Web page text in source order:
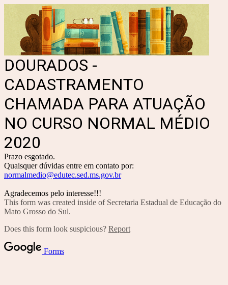
DOURADOS -
CADASTRAMENTO
CHAMADA PARA ATUAÇÃO
NO CURSO NORMAL MÉDIO
2020
Prazo esgotado.
Quaisquer dúvidas entre em contato por:
normalmedio@edutec.sed.ms.gov.br
Agradecemos pelo interesse!!!
This form was created inside of Secretaria Estadual de Educação do
Mato Grosso do Sul.
Does this form look suspicious? Report
Forms